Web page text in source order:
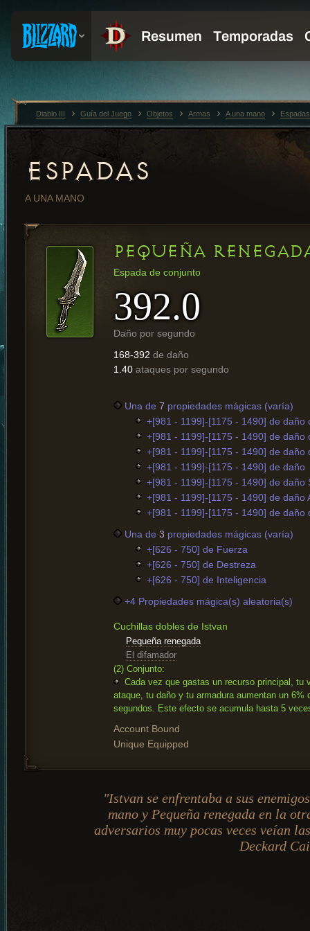
ESPADAS
A UNA MANO
PEQUEÑA
Espada de conjunto
392.0
Daño por segundo
168-392 de daño
1.40 ataques por segundo
Una de 7 propiedades mágicas (varía)
+[981 - 1199]-[1175 - 1490] de daño
+[981 - 1199]-[1175 - 1490] de daño
+[981 - 1199]-[1175 - 1490] de daño
+[981 - 1199]-[1175 - 1490] de daño
+[981 - 1199]-[1175 - 1490] de daño
+[981 - 1199]-[1175 - 1490] de daño
+[981 - 1199]-[1175 - 1490] de daño
Una de 3 propiedades mágicas (varía)
+[626 - 750] de Fuerza
+[626 - 750] de Destreza
+[626 - 750] de Inteligencia
+4 Propiedades mágica(s) aleatoria(s)
Cuchillas dobles de Istvan
Pequeña renegada
El difamador
(2) Conjunto:
Cada vez que gastas un recurso principal, tu
ataque, tu daño y tu armadura aumentan un 6%
segundos. Este efecto se acumula hasta 5
Account Bound
Unique Equipped
"Istvan se enfrentaba a sus
mano y Pequeña renegada en la
adversarios muy pocas veces veían
Deckard
Diablo III Guía del Juego Objetos Armas A una mano Espadas